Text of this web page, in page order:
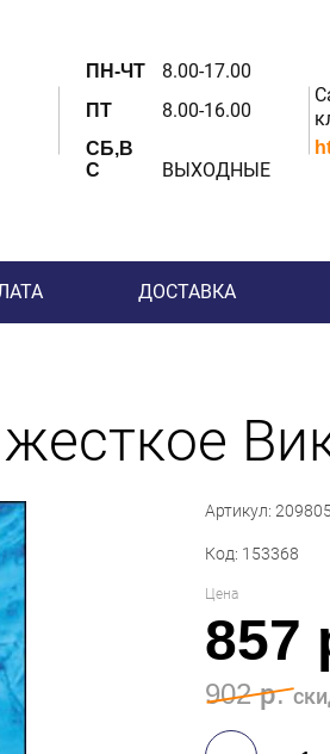
ПН-ЧТ 8.00-17.00
ПТ 8.00-16.00
СБ,В
С
ВЫХОДНЫЕ
ДОСТАВКА
Артикул:
Код: 153368
Цена
857
902 р.